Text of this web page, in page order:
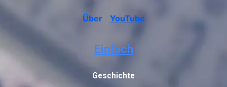
Über YouTube
Einfach
Geschichte